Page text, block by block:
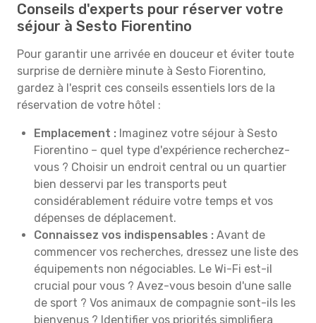
Conseils d'experts pour réserver votre
séjour à Sesto Fiorentino
Pour garantir une arrivée en douceur et éviter toute
surprise de dernière minute à Sesto Fiorentino,
gardez à l'esprit ces conseils essentiels lors de la
réservation de votre hôtel :
Emplacement : Imaginez votre séjour à Sesto
Fiorentino – quel type d'expérience recherchez-
vous ? Choisir un endroit central ou un quartier
bien desservi par les transports peut
considérablement réduire votre temps et vos
dépenses de déplacement.
Connaissez vos indispensables : Avant de
commencer vos recherches, dressez une liste des
équipements non négociables. Le Wi-Fi est-il
crucial pour vous ? Avez-vous besoin d'une salle
de sport ? Vos animaux de compagnie sont-ils les
bienvenus ? Identifier vos priorités simplifiera